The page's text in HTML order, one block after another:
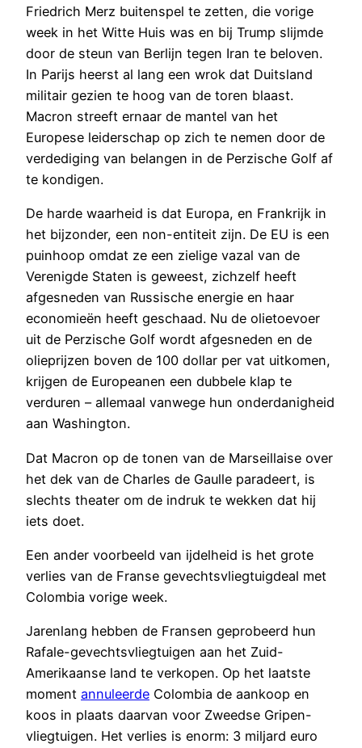
Friedrich Merz buitenspel te zetten, die vorige
week in het Witte Huis was en bij Trump slijmde
door de steun van Berlijn tegen Iran te beloven.
In Parijs heerst al lang een wrok dat Duitsland
militair gezien te hoog van de toren blaast.
Macron streeft ernaar de mantel van het
Europese leiderschap op zich te nemen door de
verdediging van belangen in de Perzische Golf af
te kondigen.
De harde waarheid is dat Europa, en Frankrijk in
het bijzonder, een non-entiteit zijn. De EU is een
puinhoop omdat ze een zielige vazal van de
Verenigde Staten is geweest, zichzelf heeft
afgesneden van Russische energie en haar
economieën heeft geschaad. Nu de olietoevoer
uit de Perzische Golf wordt afgesneden en de
olieprijzen boven de 100 dollar per vat uitkomen,
krijgen de Europeanen een dubbele klap te
verduren – allemaal vanwege hun onderdanigheid
aan Washington.
Dat Macron op de tonen van de Marseillaise over
het dek van de Charles de Gaulle paradeert, is
slechts theater om de indruk te wekken dat hij
iets doet.
Een ander voorbeeld van ijdelheid is het grote
verlies van de Franse gevechtsvliegtuigdeal met
Colombia vorige week.
Jarenlang hebben de Fransen geprobeerd hun
Rafale-gevechtsvliegtuigen aan het Zuid-
Amerikaanse land te verkopen. Op het laatste
moment annuleerde Colombia de aankoop en
koos in plaats daarvan voor Zweedse Gripen-
vliegtuigen. Het verlies is enorm: 3 miljard euro